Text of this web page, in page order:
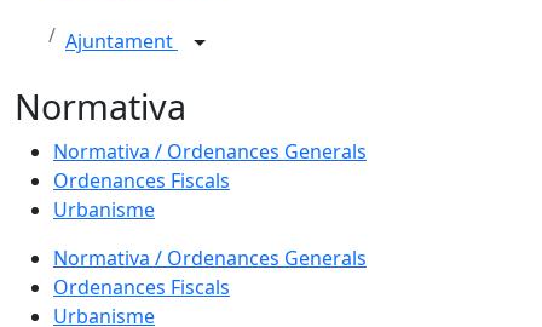
Ajuntament
Normativa
Normativa / Ordenances Generals
Ordenances Fiscals
Urbanisme
Normativa / Ordenances Generals
Ordenances Fiscals
Urbanisme